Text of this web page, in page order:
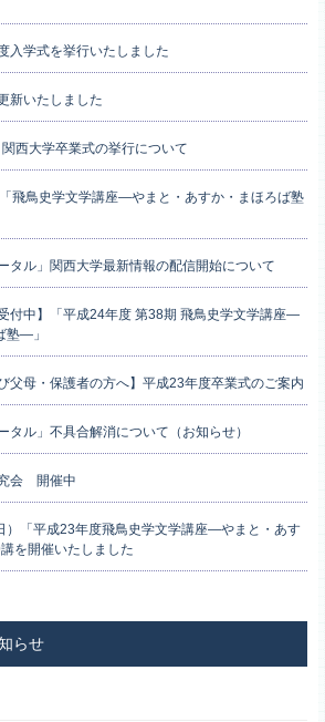
学式を挙行いたしました
新いたしました
西大学卒業式の挙行について
飛鳥史学文学講座―やまと・あすか・まほろば塾
ル」関西大学最新情報の配信開始について
中】「平成24年度 第38期 飛鳥史学文学講座―
塾―」
母・保護者の方へ】平成23年度卒業式のご案内
ル」不具合解消について（お知らせ）
会 開催中
「平成23年度飛鳥史学文学講座―やまと・あす
を開催いたしました